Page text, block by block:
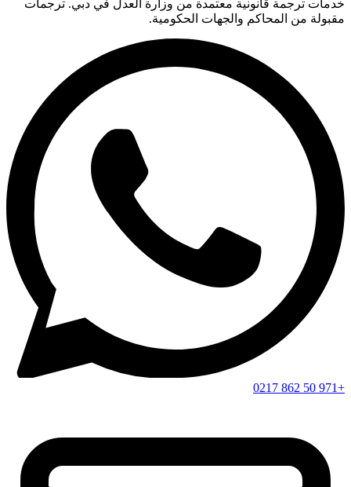
خدمات ترجمة قانونية معتمدة من وزارة العدل في دبي. ترجمات
مقبولة من المحاكم والجهات الحكومية.
+971 50 862 0217